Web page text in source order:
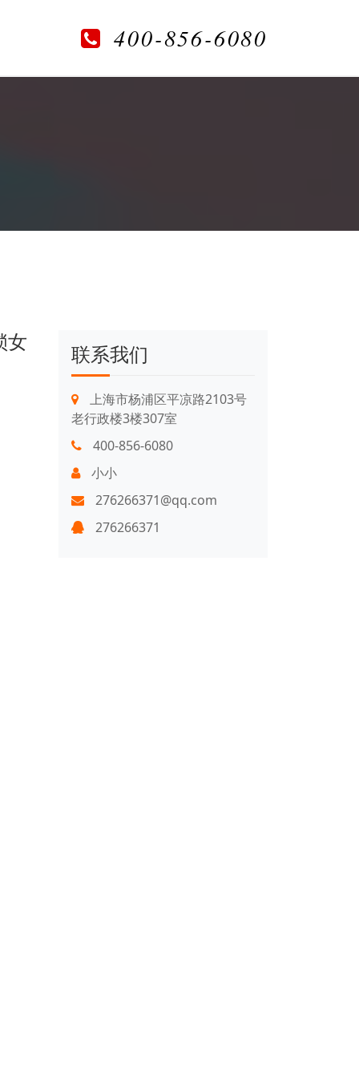
400-856-6080
女 联系我们
上海市杨浦区平凉路2103号
老行政楼3楼307室
400-856-6080
小小
276266371@qq.com
276266371